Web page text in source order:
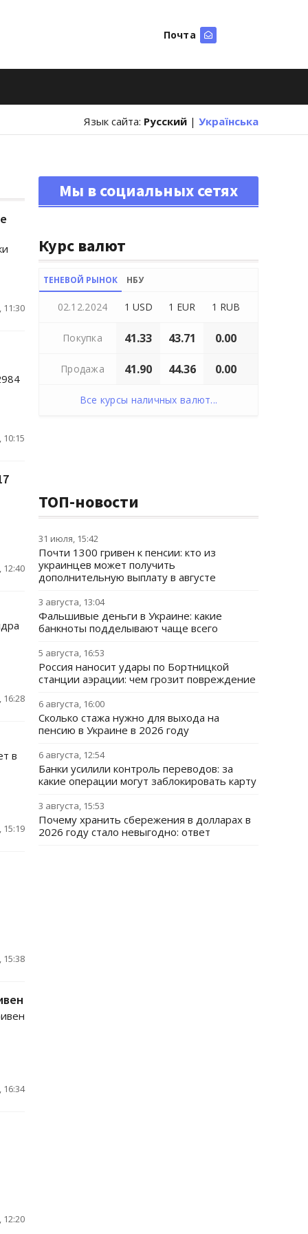
Почта
Язык сайта: Русский | Українська
11:30
12:40
16:28
в
15:19
15:38
16:34
12:20
Мы в социальных сетях
Курс валют
ТЕНЕВОЙ РЫНОК НБУ
02.12.2024 1 USD 1 EUR 1 RUB
Покупка 41.33 43.71 0.00
Продажа 41.90 44.36 0.00
Все курсы наличных валют...
ТОП-новости
31 июля, 15:42
Почти 1300 гривен к пенсии: кто из
украинцев может получить
дополнительную выплату в августе
3 августа, 13:04
Фальшивые деньги в Украине: какие
банкноты подделывают чаще всего
5 августа, 16:53
Россия наносит удары по Бортницкой
станции аэрации: чем грозит повреждение
6 августа, 16:00
Сколько стажа нужно для выхода на
пенсию в Украине в 2026 году
6 августа, 12:54
Банки усилили контроль переводов: за
какие операции могут заблокировать карту
3 августа, 15:53
Почему хранить сбережения в долларах в
2026 году стало невыгодно: ответ